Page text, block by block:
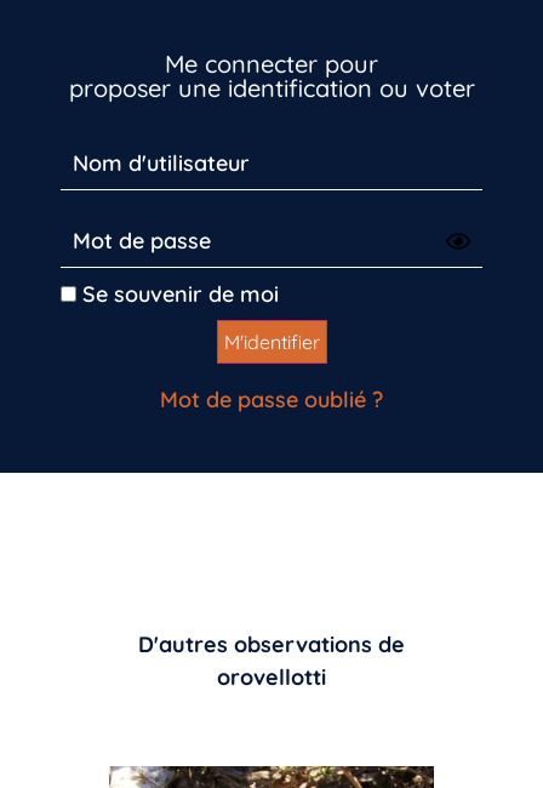
Me connecter pour
proposer une identification ou voter
Se souvenir de moi
Mot de passe oublié ?
D'autres observations de
orovellotti
Vous n’êtes pas encore inscrit à Biolit ?
Inscrivez-vous dès maintenant